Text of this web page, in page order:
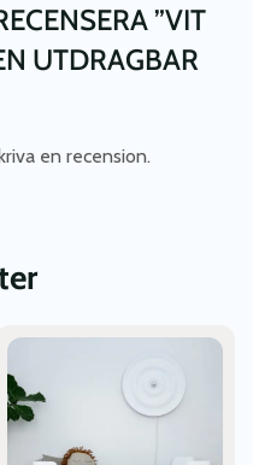
”VIT
UTDRAGBAR
en recension.
Den
produkten
har